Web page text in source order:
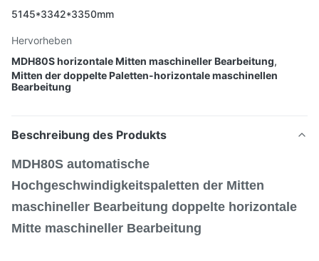
5145*3342*3350mm
Hervorheben
MDH80S horizontale Mitten maschineller Bearbeitung,
Mitten der doppelte Paletten-horizontale maschinellen
Bearbeitung
Beschreibung des Produkts
MDH80S automatische
Hochgeschwindigkeitspaletten der Mitten
maschineller Bearbeitung doppelte horizontale
Mitte maschineller Bearbeitung